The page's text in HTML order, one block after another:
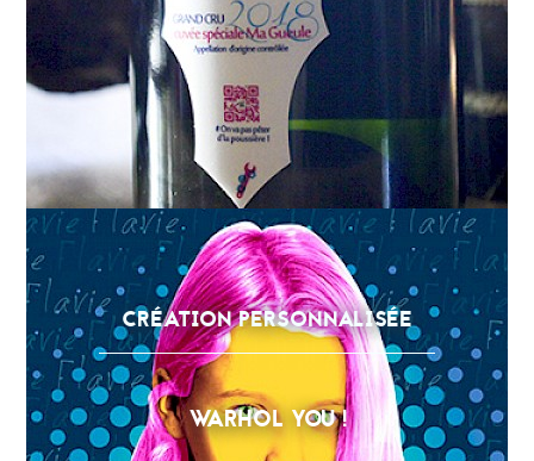
CRÉATION PERSONNALISÉE
WARHOL YOU !